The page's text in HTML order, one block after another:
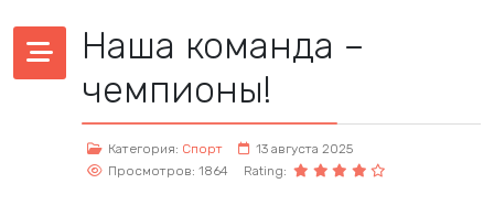
Наша команда –
чемпионы!
Категория: Спорт
13 августа 2025
Просмотров: 1864
Rating: